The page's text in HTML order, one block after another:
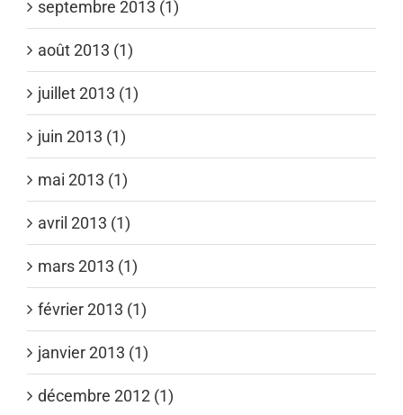
septembre 2013 (1)
août 2013 (1)
juillet 2013 (1)
juin 2013 (1)
mai 2013 (1)
avril 2013 (1)
mars 2013 (1)
février 2013 (1)
janvier 2013 (1)
décembre 2012 (1)